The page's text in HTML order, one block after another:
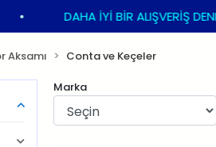
DAHA İYİ BİR ALIŞVERİŞ
Aksamı Conta ve Keçeler
Marka